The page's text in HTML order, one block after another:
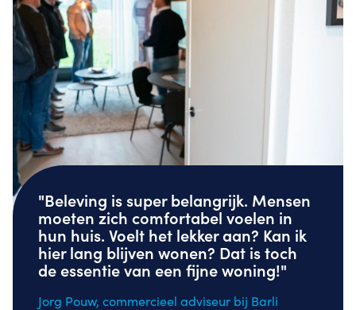
"Beleving is super belangrijk. Mensen
moeten zich comfortabel voelen in
hun huis. Voelt het lekker aan? Kan ik
hier lang blijven wonen? Dat is toch
de essentie van een fijne woning!"
Jorg Pouw, commercieel adviseur bij Barli